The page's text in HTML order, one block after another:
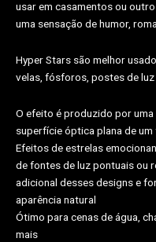
usar em casamentos ou
uma sensação de humor,
Hyper Stars são melhor
velas, fósforos, postes de luz
O efeito é produzido por
superfície óptica plana de
Efeitos de estrelas
de fontes de luz pontuais ou
adicional desses designs e
aparência natural
Ótimo para cenas de água,
mais